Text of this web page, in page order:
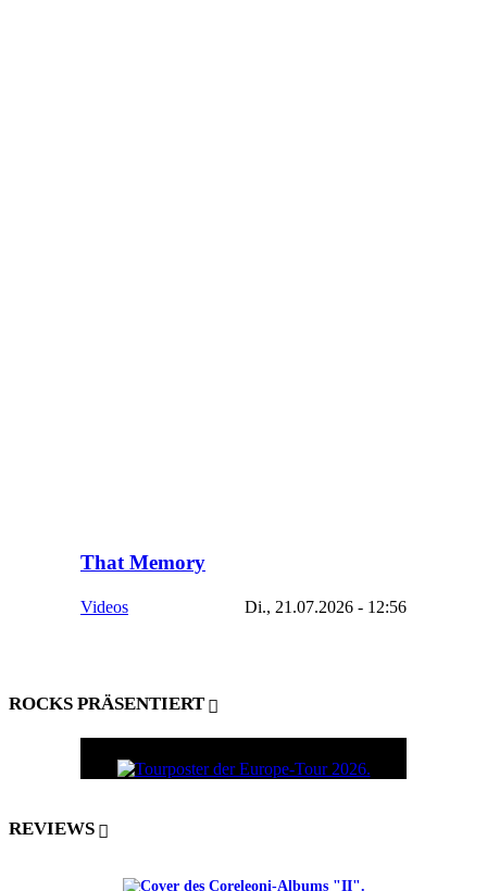
That Memory
Videos Di., 21.07.2026 - 12:56
ROCKS PRÄSENTIERT
REVIEWS